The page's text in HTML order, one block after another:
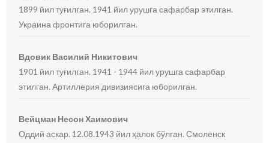
1899 йил туғилган. 1941 йил урушга сафарбар этилган.
Украина фронтига юборилган.
Вдовик Василий Никитович
1901 йил туғилган. 1941 - 1944 йил урушга сафарбар
этилган. Артиллерия дивизиясига юборилган.
Вейцман Несон Хаимович
Оддий аскар. 12.08.1943 йил ҳалок бўлган. Смоленск